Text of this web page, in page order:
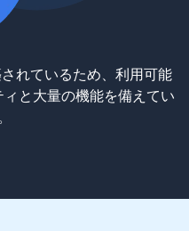
れているため、利用可能
と大量の機能を備えてい